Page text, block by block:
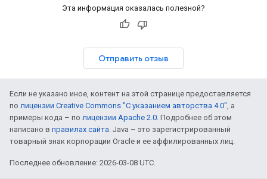
Эта информация оказалась полезной?
Отправить отзыв
Если не указано иное, контент на этой странице предоставляется
по лицензии Creative Commons "С указанием авторства 4.0", а
примеры кода – по лицензии Apache 2.0. Подробнее об этом
написано в правилах сайта. Java – это зарегистрированный
товарный знак корпорации Oracle и ее аффилированных лиц.
Последнее обновление: 2026-03-08 UTC.